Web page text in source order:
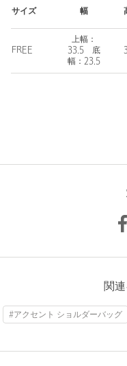
＜OSOI（オソイ）＞
2016年にオーナー兼デザ
ン）氏によって設立され
ブランド名の＜OSOI＞は
りでも自分たちのペース
※この天然皮革は、エナ
り、自然なシワ感を演出
つきやすいため、丁寧に
※保証書は大切に保管し
サイズ 幅
FREE
上幅：
33.5 底
幅：23.5
関
#アクセント ショルダーバッグ